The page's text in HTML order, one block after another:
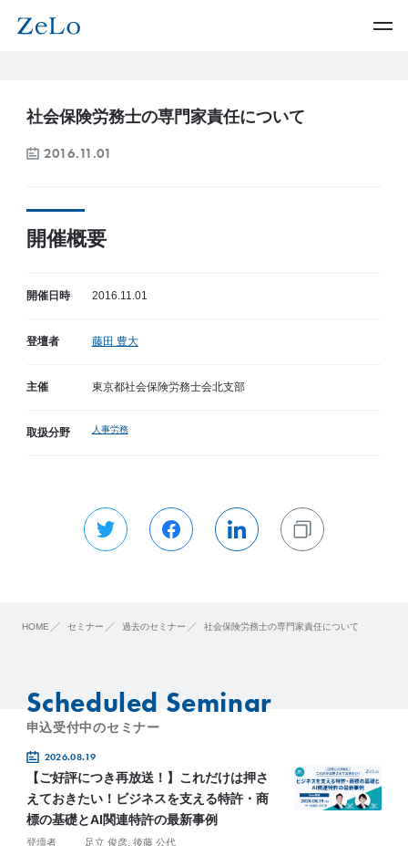
社会保険労務士の専門家責任について
2016.11.01
開催概要
開催日時 2016.11.01
登壇者 藤田 豊大
主催 東京都社会保険労務士会北支部
取扱分野 人事労務
HOME セミナー 過去のセミナー 社会保険労務士の専門家責任について
Scheduled Seminar
申込受付中のセミナー
2026.08.19
【ご好評につき再放送！】これだけは押さ
えておきたい！ビジネスを支える特許・商
標の基礎とAI関連特許の最新事例
登壇者 足立 俊彦 後藤 公代